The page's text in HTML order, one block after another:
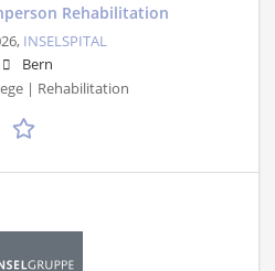
Rehabilitation
INSELSPITAL
Bern
| Rehabilitation